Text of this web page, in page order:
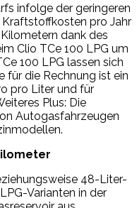
infolge der geringeren
pro Jahr
dank des
Clio TCe 100 LPG um
100 LPG lassen sich
für die Rechnung ist ein
pro Liter und für
Plus: Die
Autogasfahrzeugen
48-Liter-
Varianten in der